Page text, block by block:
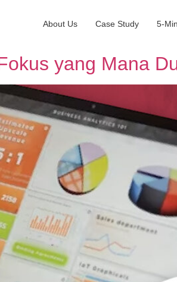
About Us Case Study 5-
yang Mana